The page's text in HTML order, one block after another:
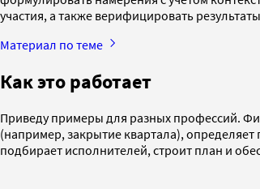
участия, а также верифицировать
Материал по теме
Как это работает
Приведу примеры для разных профессий.
(например, закрытие квартала),
подбирает исполнителей, строит план и